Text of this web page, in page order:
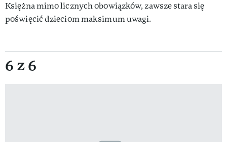
Księżna mimo licznych obowiązków, zawsze stara się
poświęcić dzieciom maksimum uwagi.
6 z 6